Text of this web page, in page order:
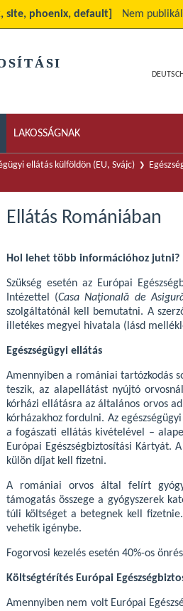
site, phoenix, default] Nem
DEUTSCH
LAKOSSÁGNAK
ellátás külföldön (EU, Svájc)
Ellátás Romániában
Hol lehet több információhoz jutni?
Szükség esetén az Európai
Intézettel (Casa Naţională de
szolgáltatónál kell bemutatni. A
illetékes megyei hivatala (lásd
Egészségügyi ellátás
Amennyiben a romániai tartózkodás
teszik, az alapellátást nyújtó
kórházi ellátásra az általános orvos
kórházakhoz fordulni. Az
a fogászati ellátás kivételével –
Európai Egészségbiztosítási Kártyát.
külön díjat kell fizetni.
A romániai orvos által felírt
támogatás összege a gyógyszerek
túli költséget a betegnek kell
vehetik igénybe.
Fogorvosi kezelés esetén 40%-os
Költségtérítés Európai
Amennyiben nem volt Európai